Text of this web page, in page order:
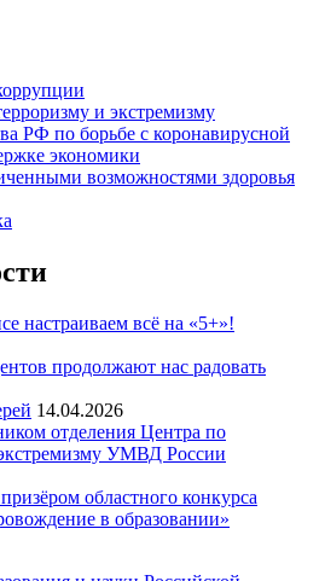
и экстремизму
РФ по борьбе с коронавирусной
экономики
возможностями здоровья
настраиваем всё на «5+»!
продолжают нас радовать
14.04.2026
отделения Центра по
УМВД России
областного конкурса
в образовании»